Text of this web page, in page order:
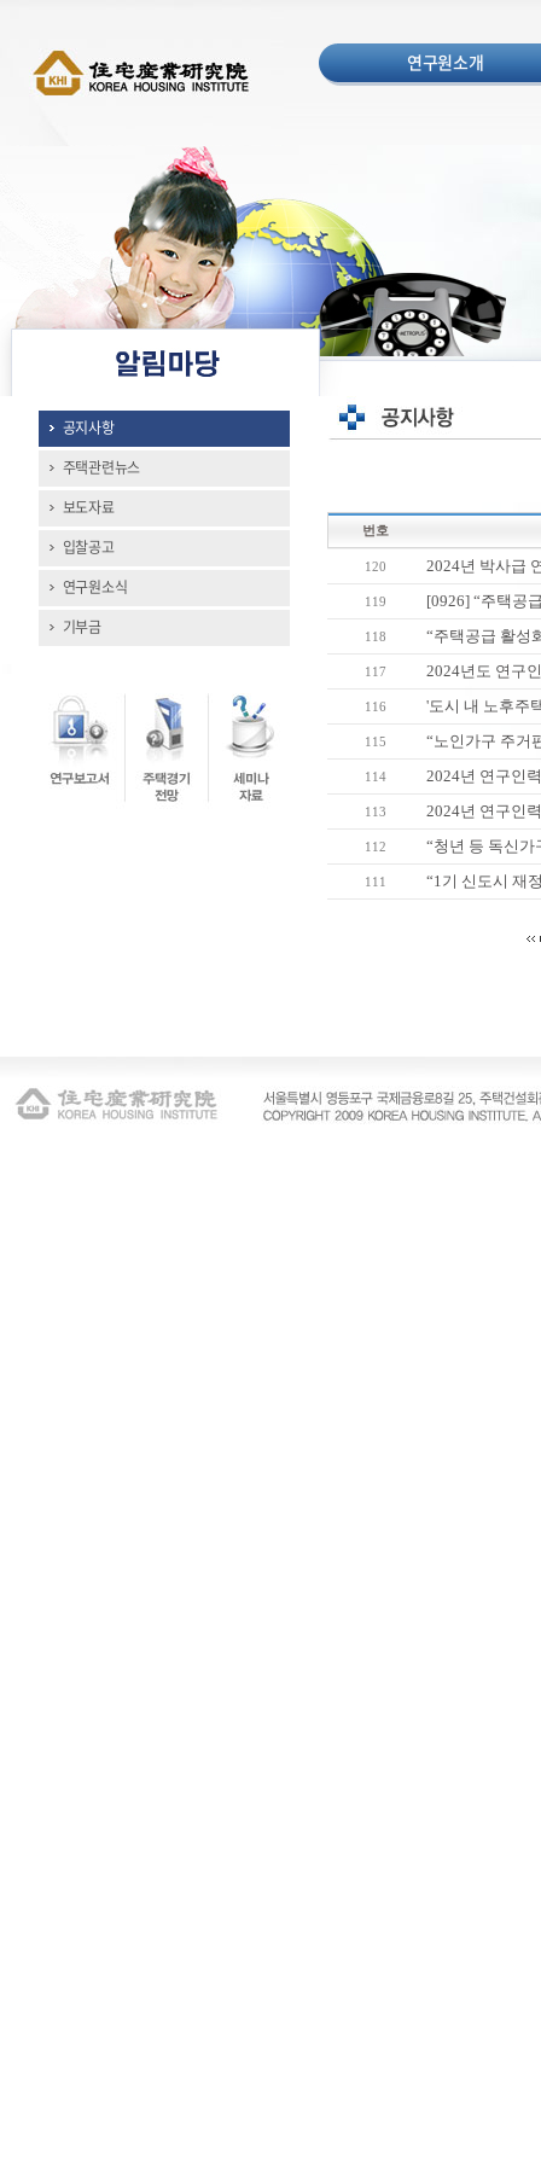
연구원소개
공지사항
주택관련뉴스
보도자료
입찰공고
연구원소식
기부금
번호
120 2024년 박사급
119 [0926] “주택공
118 “주택공급 활성
117 2024년도 연구
116 '도시 내 노후주
115 “노인가구 주거
114 2024년 연구인
113 2024년 연구인
112 “청년 등 독신가
111 “1기 신도시 재